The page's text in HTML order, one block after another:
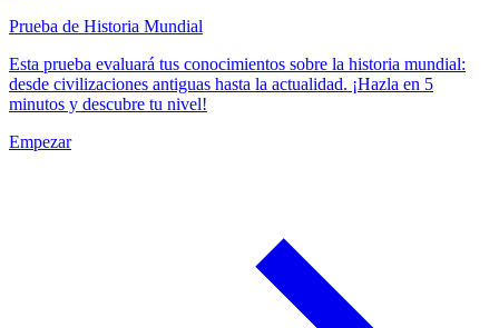
Prueba de Historia Mundial
Esta prueba evaluará tus conocimientos sobre la historia mundial:
desde civilizaciones antiguas hasta la actualidad. ¡Hazla en 5
minutos y descubre tu nivel!
Empezar